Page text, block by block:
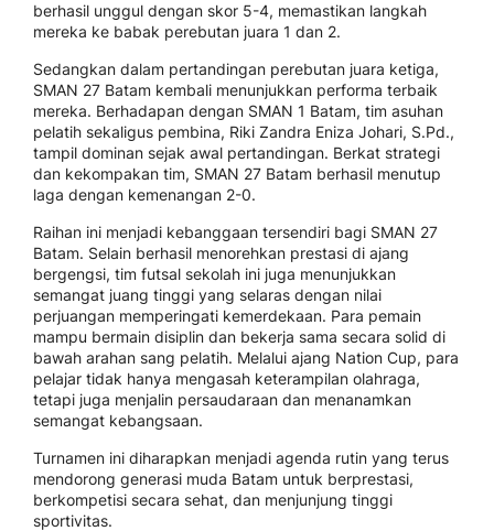
berhasil unggul dengan skor 5-4, memastikan langkah
mereka ke babak perebutan juara 1 dan 2.
Sedangkan dalam pertandingan perebutan juara ketiga,
SMAN 27 Batam kembali menunjukkan performa terbaik
mereka. Berhadapan dengan SMAN 1 Batam, tim asuhan
pelatih sekaligus pembina, Riki Zandra Eniza Johari, S.Pd.,
tampil dominan sejak awal pertandingan. Berkat strategi
dan kekompakan tim, SMAN 27 Batam berhasil menutup
laga dengan kemenangan 2-0.
Raihan ini menjadi kebanggaan tersendiri bagi SMAN 27
Batam. Selain berhasil menorehkan prestasi di ajang
bergengsi, tim futsal sekolah ini juga menunjukkan
semangat juang tinggi yang selaras dengan nilai
perjuangan memperingati kemerdekaan. Para pemain
mampu bermain disiplin dan bekerja sama secara solid di
bawah arahan sang pelatih. Melalui ajang Nation Cup, para
pelajar tidak hanya mengasah keterampilan olahraga,
tetapi juga menjalin persaudaraan dan menanamkan
semangat kebangsaan.
Turnamen ini diharapkan menjadi agenda rutin yang terus
mendorong generasi muda Batam untuk berprestasi,
berkompetisi secara sehat, dan menjunjung tinggi
sportivitas.